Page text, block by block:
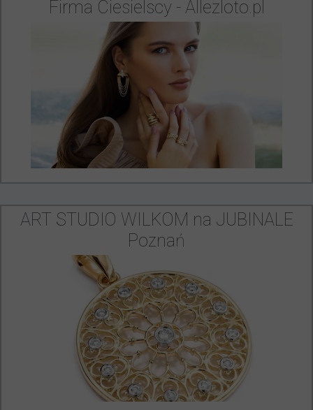
Firma Ciesielscy - Allezloto.pl
ART STUDIO WILKOM na JUBINALE
Poznań